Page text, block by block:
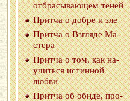
от­бра­сы­ва­ю­щем теней
Прит­ча о добре и зле
Прит­ча о Взгля­де Ма­
сте­ра
Прит­ча о том, как на­
учить­ся ис­тин­ной
любви
Прит­ча об обиде, про­